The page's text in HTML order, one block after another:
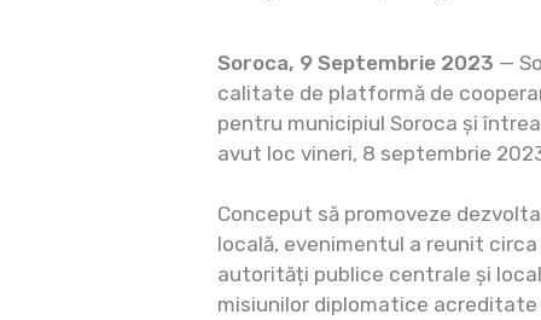
Soroca, 9 Septembrie 2023 —
calitate de platformă de
pentru municipiul Soroca și
avut loc vineri, 8 septembrie
Conceput să promoveze
locală, evenimentul a reunit
autorități publice centrale și
misiunilor diplomatice acreditate